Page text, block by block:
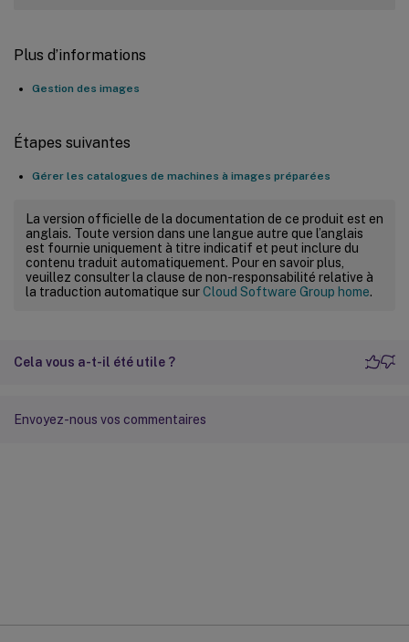
$ProvScheme
Plus d’informations
Gestion des images
Étapes suivantes
Gérer les catalogues de machines à images préparées
La version officielle de la documentation de ce produit est en
anglais. Toute version dans une langue autre que l’anglais
est fournie uniquement à titre indicatif et peut inclure du
contenu traduit automatiquement. Pour en savoir plus,
veuillez consulter la clause de non-responsabilité relative à
la traduction automatique surCloud Software Group home.
Cela vous a-t-il été utile ?
Envoyez-nous vos commentaires